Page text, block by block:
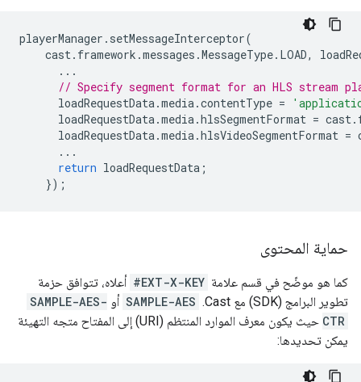
playerManager . setMessageInterceptor(
cast. framework .messages .MessageType. LOAD,
...
// Specify segment format for an HLS stream
loadRequestData.media.contentType =
loadRequestData.media.hlsSegmentFormat = cast.
loadRequestData.media.hlsVideoSegmentFormat =
...
return loadRequestData ;
});
حماية المحتوى
كما هو موضّح في قسم علامة #EXT-X-KEY أعلاه، تتوافق حزمة
تطوير البرامج (SDK) مع Cast.
SAMPLE-AES أو SAMPLE-AES-
CTR
حيث يكون معرف الموارد المنتظم (URI) إلى المفتاح متجه التهيئة
يمكن تحديدها: